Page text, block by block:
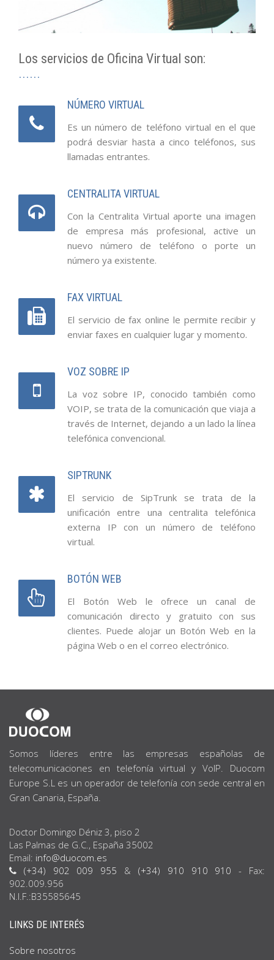
Los servicios de Oficina Virtual son:
NÚMERO VIRTUAL
Es un número de teléfono virtual en el que
podrá desviar hasta a cinco teléfonos, sus
llamadas entrantes.
CENTRALITA VIRTUAL
Con la Centralita Virtual aporte una imagen
de empresa más profesional, active un
nuevo número de teléfono o porte un
número ya existente.
FAX VIRTUAL
El servicio de fax online le permite recibir y
enviar faxes en cualquier lugar y momento.
VOZ SOBRE IP
La voz sobre IP, conocido también como
VOIP, se trata de la comunicación que viaja a
través de Internet, dejando a un lado la línea
telefónica convencional.
SIPTRUNK
El servicio de SipTrunk se trata de la
unificación entre una centralita telefónica
externa IP con un número de teléfono
virtual.
BOTÓN WEB
El Botón Web le ofrece un canal de
comunicación directo y gratuito con sus
clientes. Puede alojar un Botón Web en la
página Web o en el correo electrónico.
SOBRE
NOSOTROS
Somos líderes entre las empresas españolas de
telecomunicaciones en telefonía virtual y VoIP. Duocom
Europe S.L es un operador de telefonía con sede central en
Gran Canaria, España.
Doctor Domingo Déniz 3, piso 2
Las Palmas de G.C., España 35002
Email: info@duocom.es
(+34) 902 009 955 & (+34) 910 910 910 - Fax:
902.009.956
N.I.F.:B35585645
LINKS DE INTERÉS
Sobre nosotros